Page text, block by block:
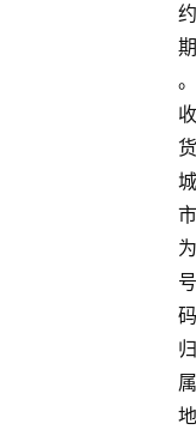
约
期
。
收
货
城
市
为
号
码
归
属
地